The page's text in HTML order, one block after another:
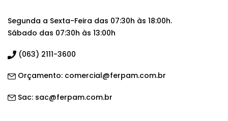
Segunda a Sexta-Feira das 07:30h às 18:00h.
Sábado das 07:30h às 13:00h
(063) 2111-3600
Orçamento: comercial@ferpam.com.br
Sac: sac@ferpam.com.br